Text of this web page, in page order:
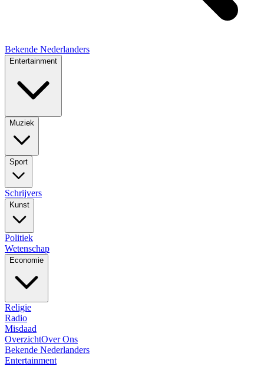
Bekende Nederlanders
Entertainment
Muziek
Sport
Schrijvers
Kunst
Politiek
Wetenschap
Economie
Religie
Radio
Misdaad
OverzichtOver Ons
Bekende Nederlanders
Entertainment